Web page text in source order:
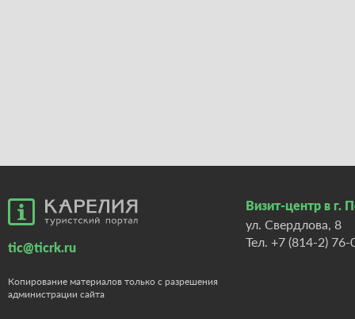
tic@ticrk.ru
Копирование материалов только с разрешения
администрации сайта
Визит-центр в г.
ул. Свердлова, 8
Тел. +7 (814-2) 76-